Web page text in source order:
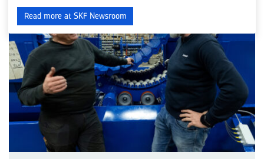
Read more at SKF Newsroom